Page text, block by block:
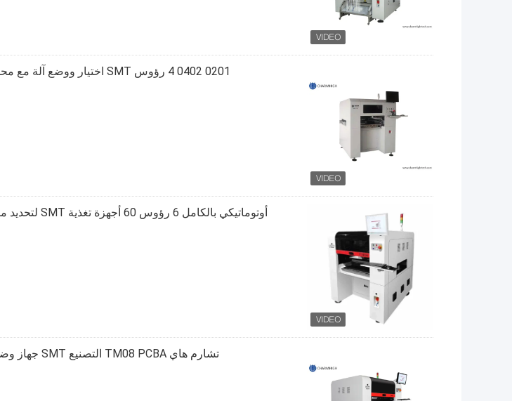
0201 0402 4 رؤوس SMT اختيار ووضع آلة مع محرك سيرفو باناسونيك
تشارم هاي TM08 PCBA التصنيع SMT جهاز وضع الشريحة CPK≥1.0